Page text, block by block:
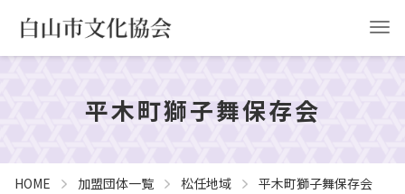
協会申請
HOME 白山市文化協会について
平木町獅子舞保存会
HOME 加盟団体一覧 松任地域 平木町獅子舞保存会